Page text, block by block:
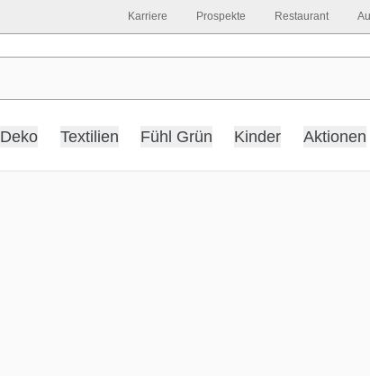
Deko Textilien Fühl Grün Kinder Aktionen
Karriere Prospekte Restaurant